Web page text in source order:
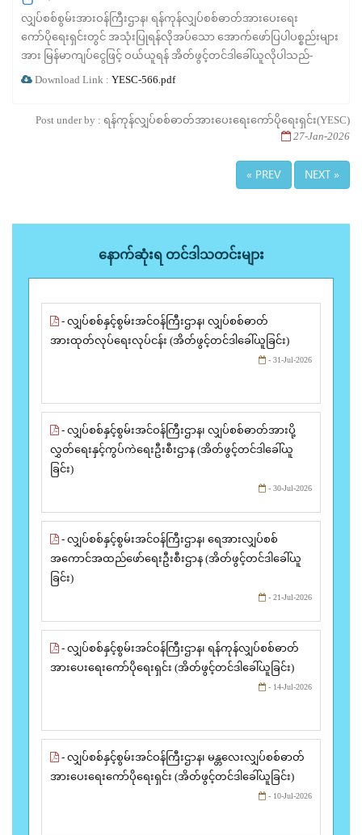
လျှပ်စစ်စွမ်းအားဝန်ကြီးဌာန၊ ရန်ကုန်လျှပ်စစ်ဓာတ်အားပေးရေး
ကော်ပိုရေးရှင်းတွင် အသုံးပြုရန်လိုအပ်သော အောက်ဖော်ပြပါပစ္စည်းများ
အား မြန်မာကျပ်ငွေဖြင့် ဝယ်ယူရန် အိတ်ဖွင့်တင်ဒါခေါ်ယူလိုပါသည်-
Download Link : YESC-566.pdf
Post under by : ရန်ကုန်လျှပ်စစ်ဓာတ်အားပေးရေးကော်ပိုရေးရှင်း(YESC)
27-Jan-2026
« PREV NEXT »
နောက်ဆုံးရ တင်ဒါသတင်းများ
- လျှပ်စစ်နှင့်စွမ်းအင်ဝန်ကြီးဌာန၊ လျှပ်စစ်ဓာတ်
အားထုတ်လုပ်ရေးလုပ်ငန်း (အိတ်ဖွင့်တင်ဒါခေါ်ယူခြင်း)
- 31-Jul-2026
- လျှပ်စစ်နှင့်စွမ်းအင်ဝန်ကြီးဌာန၊ လျှပ်စစ်ဓာတ်အားပို့
လွှတ်ရေးနှင့်ကွပ်ကဲရေးဦးစီးဌာန (အိတ်ဖွင့်တင်ဒါခေါ်ယူ
ခြင်း)
- 30-Jul-2026
- လျှပ်စစ်နှင့်စွမ်းအင်ဝန်ကြီးဌာန၊ ရေအားလျှပ်စစ်
အကောင်အထည်ဖော်ရေးဦးစီးဌာန (အိတ်ဖွင့်တင်ဒါခေါ်ယူ
ခြင်း)
- 21-Jul-2026
- လျှပ်စစ်နှင့်စွမ်းအင်ဝန်ကြီးဌာန၊ ရန်ကုန်လျှပ်စစ်ဓာတ်
အားပေးရေးကော်ပိုရေးရှင်း (အိတ်ဖွင့်တင်ဒါခေါ်ယူခြင်း)
- 14-Jul-2026
- လျှပ်စစ်နှင့်စွမ်းအင်ဝန်ကြီးဌာန၊ မန္တလေးလျှပ်စစ်ဓာတ်
အားပေးရေးကော်ပိုရေးရှင်း (အိတ်ဖွင့်တင်ဒါခေါ်ယူခြင်း)
- 10-Jul-2026